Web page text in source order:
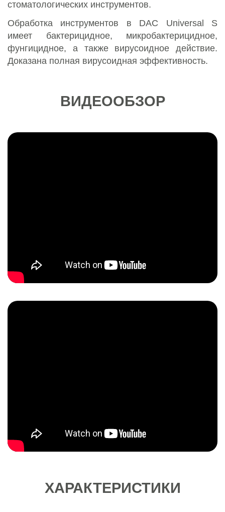
стоматологических инструментов.
Обработка инструментов в DAC Universal S
имеет бактерицидное, микробактерицидное,
фунгицидное, а также вирусоидное действие.
Доказана полная вирусоидная эффективность.
ВИДЕООБЗОР
ХАРАКТЕРИСТИКИ